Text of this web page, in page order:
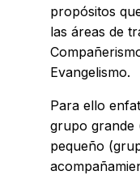
propósitos
las áreas de
Evangelismo.
Para ello
grupo grande
pequeño